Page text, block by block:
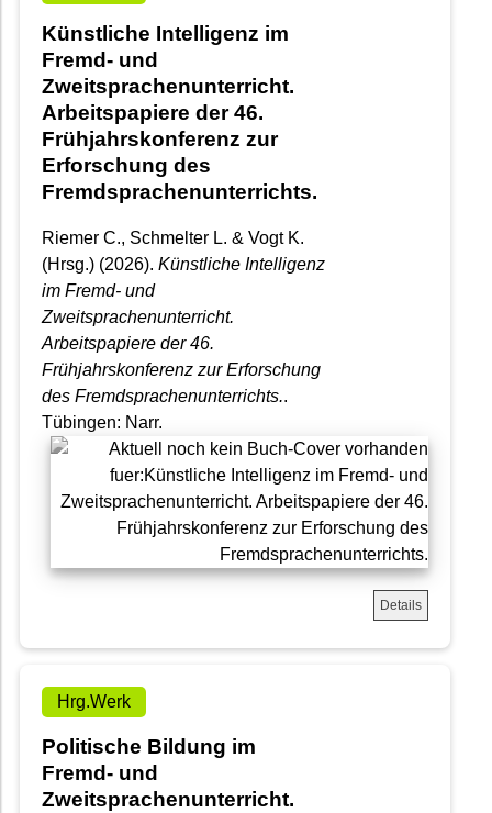
Künstliche Intelligenz im
Fremd- und
Zweitsprachenunterricht.
Arbeitspapiere der 46.
Frühjahrskonferenz zur
Erforschung des
Fremdsprachenunterrichts.
Riemer C., Schmelter L. & Vogt K.
(Hrsg.) (2026). Künstliche Intelligenz
im Fremd- und
Zweitsprachenunterricht.
Arbeitspapiere der 46.
Frühjahrskonferenz zur Erforschung
des Fremdsprachenunterrichts..
Tübingen: Narr.
Details
Hrg.Werk
Politische Bildung im
Fremd- und
Zweitsprachenunterricht.